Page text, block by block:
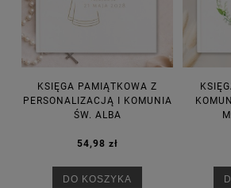
KSIĘGA PAMIĄTKOWA Z
PERSONALIZACJĄ I KOMUNIA
ŚW. ALBA
54,98 zł
DO KOSZYKA